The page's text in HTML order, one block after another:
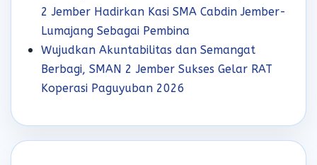
2 Jember Hadirkan Kasi SMA Cabdin Jember-
Lumajang Sebagai Pembina
Wujudkan Akuntabilitas dan Semangat
Berbagi, SMAN 2 Jember Sukses Gelar RAT
Koperasi Paguyuban 2026